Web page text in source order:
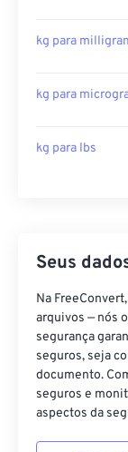
kg para
kg para
kg para lbs
Seus
Na
arquivos — nós
segurança
seguros, seja
documento.
seguros e
aspectos da